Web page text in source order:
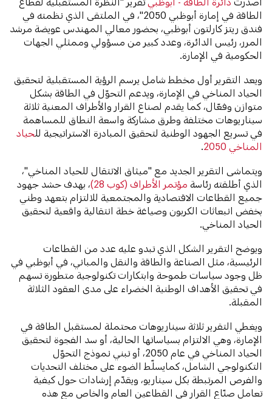
الطاقة في إمارة أبوظبي 2050"، في الملتقى الذي نظمته في
فندق ريتز كارلتون أبوظبي، بحضور معالي المهندس عويضة مرشد
المرر، رئيس الدائرة، وعدد كبير من مسؤولي وممثلي الجهات
الحكومية في الإمارة.
ويعد التقرير أول مخطط شامل يرسم الرؤية المستقبلية لتحقيق
الحياد المناخي في الإمارة، ويدعم التحوّل في الطاقة بشكل
متوازن وفعّال، كما يقدم لصناع القرار والأطراف المعنية ثلاثة
سيناريوهات مختلفة وطرق مشاركة واسعة النطاق للمساهمة
في تسريع الجهود الوطنية لتحقيق المبادرة الاستراتيجية للحياد
المناخي 2050
.
ويتماشى التقرير الجديد مع "ميثاق الانتقال للحياد المناخي"،
الذي أطلقته رئاسةمؤتمر الأطراف (كوب 28)
، بهدف حشد جهود
جميع القطاعات الاقتصادية والمجتمعية للالتزام بتعهد وطني
بخفض انبعاثات الكربون وصياغة خطة انتقالية واقعية لتحقيق
الحياد المناخي.
ويوضح التقرير الشكل الذي تبدو عليه عدد من القطاعات
الرئيسية، مثل الصناعة والطاقة والنقل والمباني، في أبوظبي في
ظل وجود سياسات طموحة وابتكارات تكنولوجية متطورة تسهم
في تحقيق الأهداف الوطنية الخضراء على مدى العقود الثلاثة
المقبلة.
ويغطي التقرير ثلاثة سيناريوهات محتملة لمستقبل الطاقة في
الإمارة، وهي الالتزام بسياساتها الحالية، أو سد الفجوة لتحقيق
الحياد المناخي في عام 2050، أو تبني نموذج التحوّل
التكنولوجي الشامل، كمايسلّط الضوء على مختلف التحديات
والفرص المرتبطة بكل سيناريو، ويقدّم إرشادات حول كيفية
تعامل صنّاع القرار في القطاعين العام والخاص مع هذه